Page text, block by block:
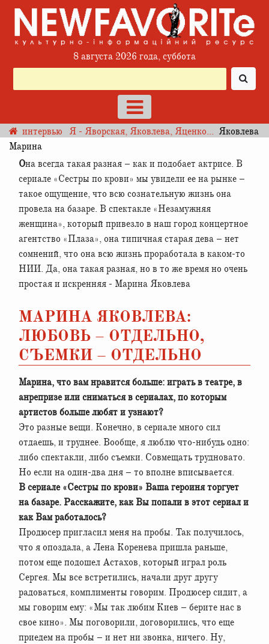
8 августа 2026 года, суббота
интервью Я - Яворская, Яковлева, Яценко... Яковлева
Марина
Она всегда такая разная – как и подобает актрисе. В
сериале «Сестры по крови» мы увидели ее на рынке –
такое ощущение, что всю сознательную жизнь она
провела на базаре. В спектакле «Незамужняя
женщина», который привезло в наш город концертное
агентство «Плаза», она типичная старая дева – нет
сомнений, что она всю жизнь проработала в каком-то
НИИ. Да, она такая разная, но в то же время но очень
простая и искренняя - Марина Яковлева
МАРИНА ЯКОВЛЕВА:
ЛЮБОВЬ – ОТДЕЛЬНО,
СЪЕМКИ – ОТДЕЛЬНО
Марина, что вам нравится больше: играть в театре, в
анрепризе или сниматься в сериалах, по которым
артистов больше любят и узнают?
Это разные вещи. Конечно, в сериале много сил
отдаешь, и труднее. Вообще, я люблю что-нибудь одно:
либо спектакли, либо съемки. Совмещать трудновато.
Но если на один-два дня – то вполне вписывается.
В сериале «Сестры по крови» Ваша героиня торгует
на базаре. Расскажите, как Вы попали в этот сериал и
как Вам работалось?
Продюсер пригласил меня на пробы. Так получилось,
что я опоздала, а Лена Коренева пришла раньше,
потом еще подошел Астахов, который играл роль
Сергея. Мы все встретились, начали друг другу
радоваться, комплименты говорим. Продюсер сидит, а
мы говорим ему: «Мы так любим Киев – берите нас в
свое кино». Мы поговорили, договорились, что еще
приедем на пробы – и нет ни звонка, ничего. Ну,